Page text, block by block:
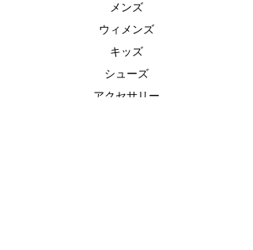
メンズ
ウィメンズ
キッズ
シューズ
アクセサリー